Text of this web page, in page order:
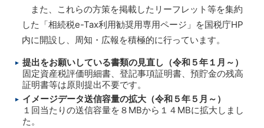
また、これらの方策を掲載したリーフレット等を集約
した「相続税e-Tax利用勧奨用専用ページ」を国税庁HP
内に開設し、周知・広報を積極的に行っています。
提出をお願いしている書類の見直し（令和５年１月～）
固定資産税評価明細書、登記事項証明書、預貯金の残高
証明書等は原則提出不要です。
イメージデータ送信容量の拡大（令和５年５月～）
１回当たりの送信容量を８MBから１４MBに拡大しまし
た。